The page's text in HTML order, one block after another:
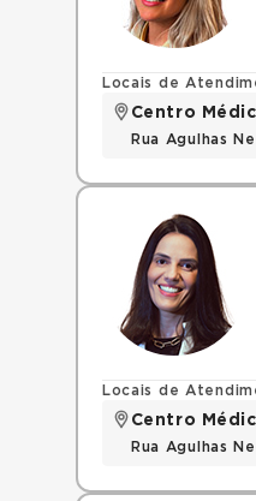
Locais de
Centro
Rua Agulhas
Locais de
Centro
Rua Agulhas